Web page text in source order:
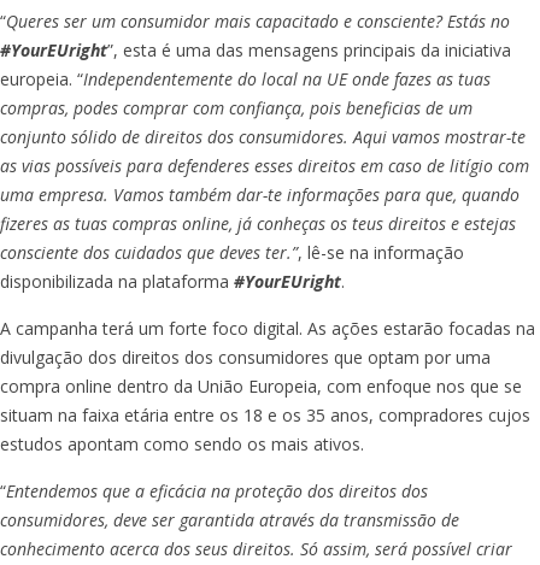
“Queres ser um consumidor mais capacitado e consciente? Estás no
#YourEUright”, esta é uma das mensagens principais da iniciativa
europeia. “Independentemente do local na UE onde fazes as tuas
compras, podes comprar com confiança, pois beneficias de um
conjunto sólido de direitos dos consumidores. Aqui vamos mostrar-te
as vias possíveis para defenderes esses direitos em caso de litígio com
uma empresa. Vamos também dar-te informações para que, quando
fizeres as tuas compras online, já conheças os teus direitos e estejas
consciente dos cuidados que deves ter.”, lê-se na informação
disponibilizada na plataforma #YourEUright.
A campanha terá um forte foco digital. As ações estarão focadas na
divulgação dos direitos dos consumidores que optam por uma
compra online dentro da União Europeia, com enfoque nos que se
situam na faixa etária entre os 18 e os 35 anos, compradores cujos
estudos apontam como sendo os mais ativos.
“Entendemos que a eficácia na proteção dos direitos dos
consumidores, deve ser garantida através da transmissão de
conhecimento acerca dos seus direitos. Só assim, será possível criar